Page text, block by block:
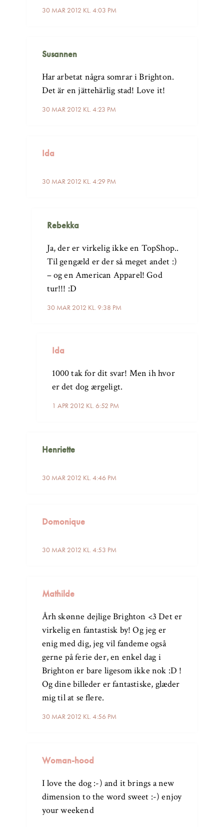
30 MAR 2012 KL. 4:03 PM
Susannen
30 MAR 2012 KL. 4:23 PM
Har arbetat några somrar i Brighton.
Det är en jättehärlig stad! Love it!
Ida
30 MAR 2012 KL. 4:29 PM
Rebekka
30 MAR 2012 KL. 9:38 PM
Ja, der er virkelig ikke en TopShop..
Til gengæld er der så meget andet :)
– og en American Apparel! God
tur!!! :D
Ida
1 APR 2012 KL. 6:52 PM
1000 tak for dit svar! Men ih hvor
er det dog ærgeligt.
Henriette
30 MAR 2012 KL. 4:46 PM
Domonique
30 MAR 2012 KL. 4:53 PM
Mathilde
30 MAR 2012 KL. 4:56 PM
Årh skønne dejlige Brighton <3 Det er
virkelig en fantastisk by! Og jeg er
enig med dig, jeg vil fandeme også
gerne på ferie der, en enkel dag i
Brighton er bare ligesom ikke nok :D !
Og dine billeder er fantastiske, glæder
mig til at se flere.
Woman-hood
I love the dog :-) and it brings a new
dimension to the word sweet :-) enjoy
your weekend